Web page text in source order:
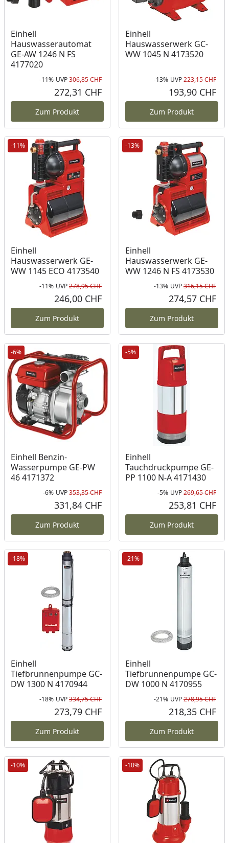
Einhell
Hauswasserautomat
GE-AW 1246 N FS
4177020
Rabatt in Prozent
-11%
Ursprünglicher Preis
UVP306,85 CHF
272,31 CHF
Zum Produkt
Einhell
Hauswasserwerk GC-
WW 1045 N 4173520
-13% UVP223,15 CHF
193,90 CHF
Zum Produkt
-11%
Einhell
Hauswasserwerk GE-
WW 1145 ECO 4173540
Rabatt in Prozent
-11%
Ursprünglicher Preis
UVP278,95 CHF
246,00 CHF
Zum Produkt
-13%
Einhell
Hauswasserwerk GE-
WW 1246 N FS 4173530
-13% UVP316,15 CHF
274,57 CHF
Zum Produkt
-6%
Einhell Benzin-
Wasserpumpe GE-PW
46 4171372
Rabatt in Prozent
-6%
Ursprünglicher Preis
UVP353,35 CHF
331,84 CHF
Zum Produkt
-5%
Einhell
Tauchdruckpumpe GE-
PP 1100 N-A 4171430
-5% UVP269,65 CHF
253,81 CHF
Zum Produkt
-18%
Einhell
Tiefbrunnenpumpe GC-
DW 1300 N 4170944
Rabatt in Prozent
-18%
Ursprünglicher Preis
UVP334,75 CHF
273,79 CHF
Zum Produkt
-21%
Einhell
Tiefbrunnenpumpe GC-
DW 1000 N 4170955
-21% UVP278,95 CHF
218,35 CHF
Zum Produkt
-10% -10%